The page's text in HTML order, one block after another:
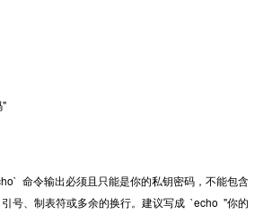
令输出必须且只能是你的私钥密码，不能包含
号、制表符或多余的换行。建议写成 `echo "你的